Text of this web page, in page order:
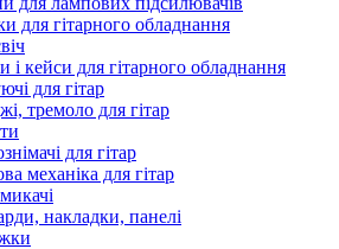
для гітарного обладнання
і кейси для гітарного обладнання
для гітар
тремоло для гітар
для гітар
механіка для гітар
накладки, панелі